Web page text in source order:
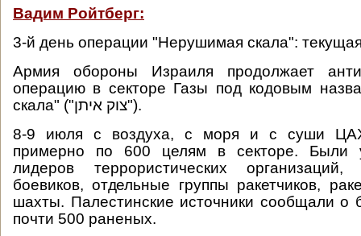
Вадим Ройтберг:
3-й день операции "Нерушимая скала":
Армия обороны Израиля продолжает
операцию в секторе Газы под кодовым
скала" ("צוק איתן").
8-9 июля с воздуха, с моря и с суши
примерно по 600 целям в секторе. Были
лидеров террористических
боевиков, отдельные группы ракетчиков,
шахты. Палестинские источники сообщали о
почти 500 раненых.